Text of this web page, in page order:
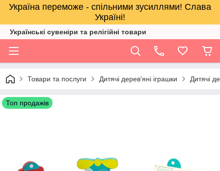
Україна переможе - спільними зусиллями! Слава
Україні!
Українські сувеніри та релігійнi товари
Товари та послуги Дитячі дерев'яні іграшки Дитячі
Топ продажів